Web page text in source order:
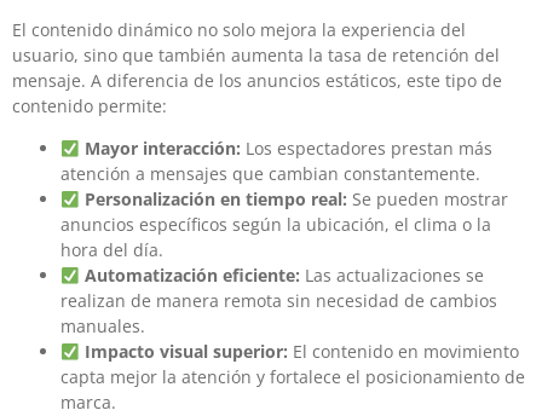
El contenido dinámico no solo mejora la experiencia del
usuario, sino que también aumenta la tasa de retención del
mensaje. A diferencia de los anuncios estáticos, este tipo de
contenido permite:
Mayor interacción: Los espectadores prestan más
atención a mensajes que cambian constantemente.
Personalización en tiempo real: Se pueden mostrar
anuncios específicos según la ubicación, el clima o la
hora del día.
Automatización eficiente: Las actualizaciones se
realizan de manera remota sin necesidad de cambios
manuales.
Impacto visual superior: El contenido en movimiento
capta mejor la atención y fortalece el posicionamiento de
marca.